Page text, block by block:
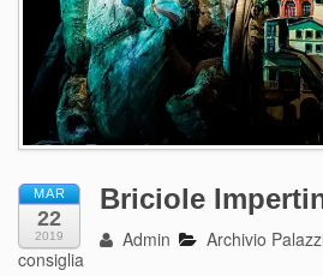
MAR
22
2019
Briciole
Admin Archivio
consiglia